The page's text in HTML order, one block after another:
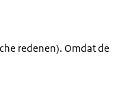
redenen). Omdat de